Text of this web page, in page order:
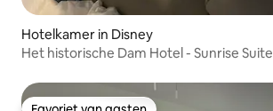
Hotelkamer in Disney
Het historische Dam Hotel - Sunrise Suite